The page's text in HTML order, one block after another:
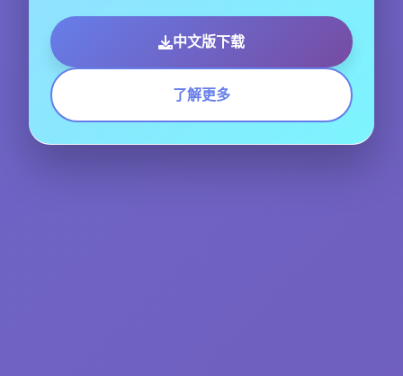
中文版下载
了解更多